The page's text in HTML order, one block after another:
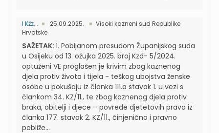
I Kžz... 25.09.2025.
Visoki kazneni sud Republike
Hrvatske
SAŽETAK: 1. Pobijanom presudom Županijskog suda
u Osijeku od 13. ožujka 2025. broj Kzd- 5/2024.
optuženi VE proglašen je krivim zbog kaznenog
djela protiv života i tijela - teškog ubojstva ženske
osobe u pokušaju iz članka 111.a stavak 1. u vezi s
člankom 34. KZ/11., te zbog kaznenog djela protiv
braka, obitelji i djece – povrede djetetovih prava iz
članka 177. stavak 2. KZ/11., činjenično i pravno
pobliže...